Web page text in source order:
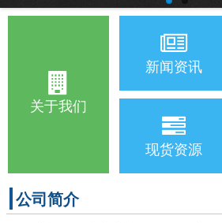
关于我们
新闻资讯
现货资源
公司简介